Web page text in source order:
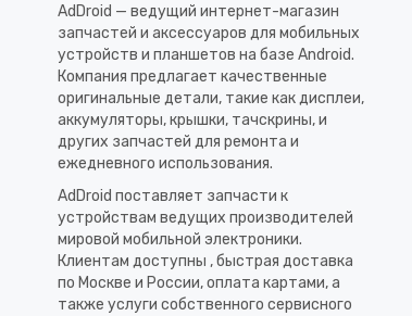
AdDroid — ведущий интернет-магазин
запчастей и аксессуаров для мобильных
устройств и планшетов на базе Android.
Компания предлагает качественные
оригинальные детали, такие как дисплеи,
аккумуляторы, крышки, тачскрины, и
других запчастей для ремонта и
ежедневного использования.​
AdDroid поставляет запчасти к
устройствам ведущих производителей
мировой мобильной электроники.
Клиентам доступны , быстрая доставка
по Москве и России, оплата картами, а
также услуги собственного сервисного